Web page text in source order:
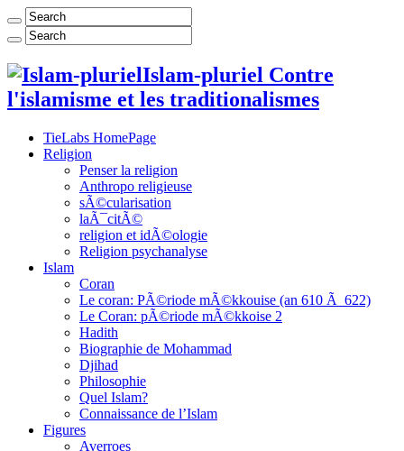
Islam-pluriel Contre
l'islamisme et les traditionalismes
TieLabs HomePage
Religion
Penser la religion
Anthropo religieuse
sÃ©cularisation
laÃ¯citÃ©
religion et idÃ©ologie
Religion psychanalyse
Islam
Coran
Le coran: PÃ©riode mÃ©kkouise (an 610 Ã 622)
Le Coran: pÃ©riode mÃ©kkoise 2
Hadith
Biographie de Mohammad
Djihad
Philosophie
Quel Islam?
Connaissance de l’Islam
Figures
Averroes